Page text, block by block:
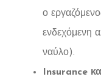
ο
ενδεχόμενη
ναύλο).
Insurance